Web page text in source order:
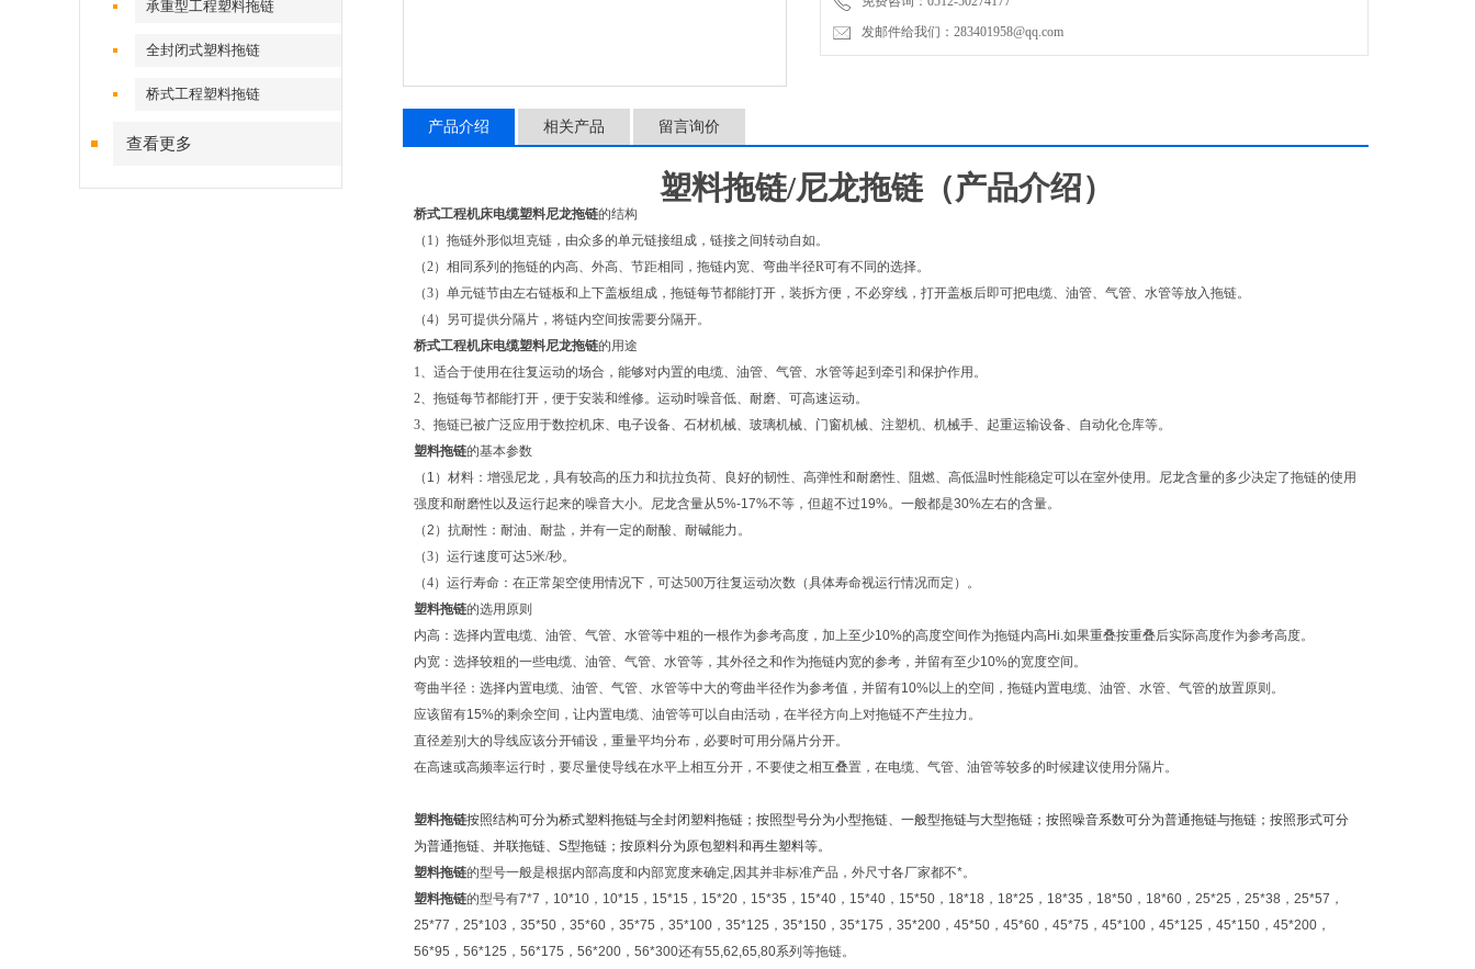
承重型工程塑料拖链
全封闭式塑料拖链
桥式工程塑料拖链
查看更多
发邮件给我们：283401958@qq.com
产品介绍 相关产品 留言询价
塑料拖链/尼龙拖链（产品介绍）
桥式工程机床电缆塑料尼龙拖链的结构
（1）拖链外形似坦克链，由众多的单元链接组成，链接之间转动自如。
（2）相同系列的拖链的内高、外高、节距相同，拖链内宽、弯曲半径R可有不同的选择。
（3）单元链节由左右链板和上下盖板组成，拖链每节都能打开，装拆方便，不必穿线，打开盖板后即可把电缆、油管、气管、水管等放入拖链。
（4）另可提供分隔片，将链内空间按需要分隔开。
桥式工程机床电缆塑料尼龙拖链的用途
1、适合于使用在往复运动的场合，能够对内置的电缆、油管、气管、水管等起到牵引和保护作用。
2、拖链每节都能打开，便于安装和维修。运动时噪音低、耐磨、可高速运动。
3、拖链已被广泛应用于数控机床、电子设备、石材机械、玻璃机械、门窗机械、注塑机、机械手、起重运输设备、自动化仓库等。
塑料拖链的基本参数
（1）材料：增强尼龙，具有较高的压力和抗拉负荷、良好的韧性、高弹性和耐磨性、阻燃、高低温时性能稳定可以在室外使用 。 尼龙含量的多少决定了拖链的使用
强度和耐磨性以及运行起来的噪音大小。尼龙含量从5%-17%不等，但超不过19%。一般都是30%左右的含量。
（2）抗耐性：耐油、耐盐，并有一定的耐酸、耐碱能力。
（3）运行速度可达5米/秒。
（4）运行寿命：在正常架空使用情况下，可达500万往复运动次数（具体寿命视运行情况而定）。
塑料拖链的选用原则
内高：选择内置电缆、油管、气管、水管等中粗的一根作为参考高度，加上至少10%的高度空间作为拖链内高Hi.如果重叠按重叠后实际高度作为参考高度。
内宽：选择较粗的一些电缆、油管、气管、水管等，其外径之和作为拖链内宽的参考，并留有至少10%的宽度空间。
弯曲半径：选择内置电缆、油管、气管、水管等中大的弯曲半径作为参考值，并留有10%以上的空间，拖链内置电缆、油管、水管、气管的放置原则。
应该留有15%的剩余空间，让内置电缆、油管等可以自由活动，在半径方向上对拖链不产生拉力。
直径差别大的导线应该分开铺设，重量平均分布，必要时可用分隔片分开。
在高速或高频率运行时，要尽量使导线在水平上相互分开，不要使之相互叠置，在电缆、气管、油管等较多的时候建议使用分隔片。
塑料拖链按照结构可分为桥式塑料拖链与全封闭塑料拖链；按照型号分为小型拖链、一般型拖链与大型拖链；按照噪音系数可分为普通拖链与拖链；按照形式可分
为普通拖链、并联拖链、S型拖链；按原料分为原包塑料和再生塑料等。
塑料拖链的型号一般是根据内部高度和内部宽度来确定,因其并非标准产品，外尺寸各厂家都不*。
塑料拖链的型号有7*7，10*10，10*15，15*15，15*20，15*35，15*40，15*40，15*50，18*18，18*25，18*35，18*50，18*60，25*25，25*38，25*57，
25*77，25*103，35*50，35*60，35*75，35*100，35*125，35*150，35*175，35*200，45*50，45*60，45*75，45*100，45*125，45*150，45*200，
56*95，56*125，56*175，56*200，56*300还有55,62,65,80系列等拖链。